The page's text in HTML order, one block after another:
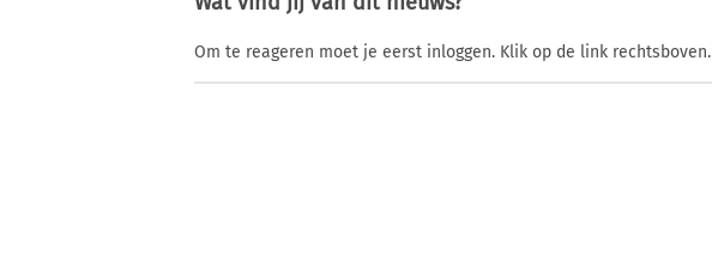
Om te reageren moet je eerst inloggen. Klik op de link rechtsboven.